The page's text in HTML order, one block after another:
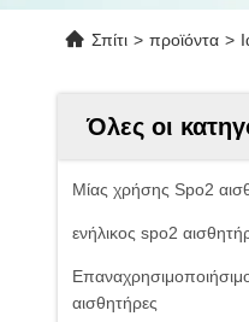
Σπίτι > προϊόντα >
Όλες οι
Μίας χρήσης Spo2
ενήλικος spo2
αισθητήρες